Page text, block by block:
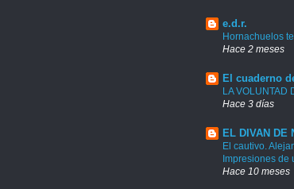
e.d.r.
Hornachuelos
Hace 2 meses
El cuaderno
LA VOLUNTAD
Hace 3 días
EL DIVAN DE
El cautivo.
Impresiones de
Hace 10 meses